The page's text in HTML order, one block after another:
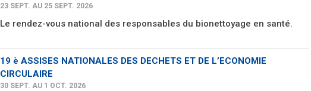
23 SEPT. AU 25 SEPT. 2026
Le rendez-vous national des responsables du bionettoyage en santé.
19 è ASSISES NATIONALES DES DECHETS ET DE L’ECONOMIE
CIRCULAIRE
30 SEPT. AU 1 OCT. 2026